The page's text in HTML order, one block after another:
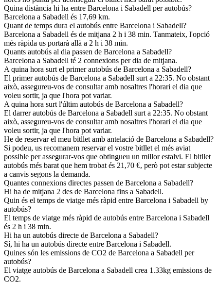
Quina distància hi ha entre Barcelona i Sabadell per autobús?
Barcelona a Sabadell és 17,69 km.
Quant de temps dura el autobús entre Barcelona i Sabadell?
Barcelona a Sabadell és de mitjana 2 h i 38 min. Tanmateix, l'opció
més ràpida us portarà allà a 2 h i 38 min.
Quants autobús al dia passen de Barcelona a Sabadell?
Barcelona a Sabadell té 2 connexions per dia de mitjana.
A quina hora surt el primer autobús de Barcelona a Sabadell?
El primer autobús de Barcelona a Sabadell surt a 22:35. No obstant
això, assegureu-vos de consultar amb nosaltres l'horari el dia que
voleu sortir, ja que l'hora pot variar.
A quina hora surt l'últim autobús de Barcelona a Sabadell?
El darrer autobús de Barcelona a Sabadell surt a 22:35. No obstant
això, assegureu-vos de consultar amb nosaltres l'horari el dia que
voleu sortir, ja que l'hora pot variar.
He de reservar el meu bitllet amb antelació de Barcelona a Sabadell?
Si podeu, us recomanem reservar el vostre bitllet el més aviat
possible per assegurar-vos que obtingueu un millor estalvi. El bitllet
autobús més barat que hem trobat és 21,70 €, però pot estar subjecte
a canvis segons la demanda.
Quantes connexions directes passen de Barcelona a Sabadell?
Hi ha de mitjana 2 des de Barcelona fins a Sabadell.
Quin és el temps de viatge més ràpid entre Barcelona i Sabadell by
autobús?
El temps de viatge més ràpid de autobús entre Barcelona i Sabadell
és 2 h i 38 min.
Hi ha un autobús directe de Barcelona a Sabadell?
Sí, hi ha un autobús directe entre Barcelona i Sabadell.
Quines són les emissions de CO2 de Barcelona a Sabadell per
autobús?
El viatge autobús de Barcelona a Sabadell crea 1.33kg emissions de
CO2.